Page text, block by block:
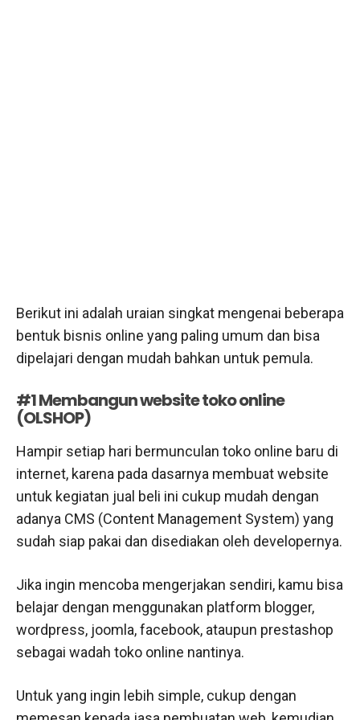
Berikut ini adalah uraian singkat mengenai beberapa
bentuk bisnis online yang paling umum dan bisa
dipelajari dengan mudah bahkan untuk pemula.
#1 Membangun website toko online
(OLSHOP)
Hampir setiap hari bermunculan toko online baru di
internet, karena pada dasarnya membuat website
untuk kegiatan jual beli ini cukup mudah dengan
adanya CMS (Content Management System) yang
sudah siap pakai dan disediakan oleh developernya.
Jika ingin mencoba mengerjakan sendiri, kamu bisa
belajar dengan menggunakan platform blogger,
wordpress, joomla, facebook, ataupun prestashop
sebagai wadah toko online nantinya.
Untuk yang ingin lebih simple, cukup dengan